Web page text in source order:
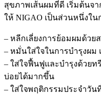
สุขภาพเส้นผมที่ดี เริ่มต้นจ
ให้ NIGAO เป็นส่วนหนึ่งใ
– หลีกเลี่ยงการย้อมผมด้วย
– หมั่นใส่ใจในการบำรุงผม
– ใส่ใจฟื้นฟูและบำรุงด้วย
บ่อยได้มากขึ้น
– ใส่ใจพฤติกรรมประจำวัน